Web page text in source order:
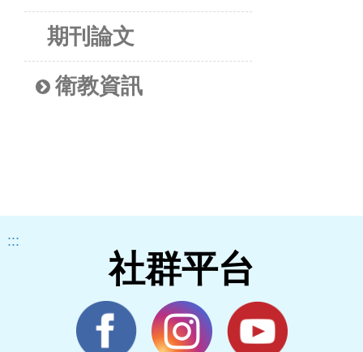
期刊論文
衛教資訊
:::
社群平台